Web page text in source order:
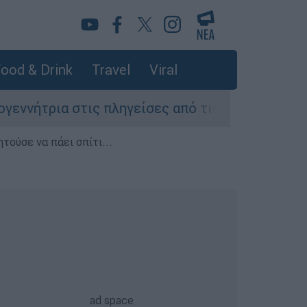
& Drink Travel Viral
πληγείσες από τις πυρκαγιές περιοχές
να πάει σπίτι...